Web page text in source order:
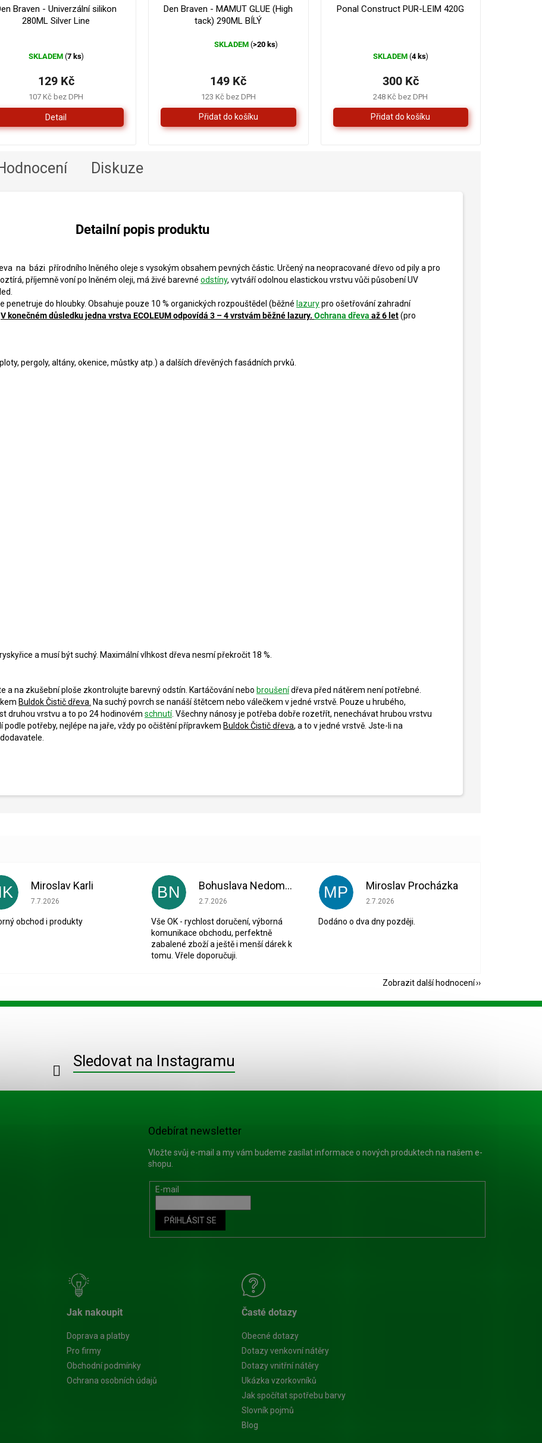
Braven - Univerzální silikon
280ML Silver Line
SKLADEM (7 ks)
107 Kč bez DPH
129 Kč
Detail
Den Braven - MAMUT GLUE (High
tack) 290ML BÍLÝ
Průměrné
z
hvězdiček.
SKLADEM(>20 ks)
123 Kč bez DPH
149 Kč
Ponal Construct PUR-LEIM 420G
SKLADEM (4 ks)
248 Kč bez DPH
300 Kč
Diskuze
Detailní popis produktu
na bázi přírodního lněného oleje s vysokým obsahem pevných částic. Určený na neopracované dřevo od pily a pro
příjemně voní po lněném oleji, má živé barevné odstíny, vytváří odolnou elastickou vrstvu vůči působení UV
penetruje do hloubky. Obsahuje pouze 10 % organických rozpouštědel (běžné lazurypro ošetřování zahradní
V konečném důsledku jedna vrstva ECOLEUM odpovídá 3 – 4 vrstvám běžné lazury. Ochrana dřeva až 6 let(pro
pergoly, altány, okenice, můstky atp.) a dalších dřevěných fasádních prvků.
a musí být suchý. Maximální vlhkost dřeva nesmí překročit 18 %.
a na zkušební ploše zkontrolujte barevný odstín. Kartáčování nebo broušenídřeva před nátěrem není potřebné.
Buldok Čistič dřeva. Na suchý povrch se nanáší štětcem nebo válečkem v jedné vrstvě. Pouze u hrubého,
druhou vrstvu a to po 24 hodinovém schnutí. Všechny nánosy je potřeba dobře rozetřít, nenechávat hrubou vrstvu
potřeby, nejlépe na jaře, vždy po očištění přípravkem Buldok Čistič dřeva, a to v jedné vrstvě. Jste-li na
Miroslav Karli
Hodnocení obchodu je 5 z 5 hvězdiček.
7.7.2026
obchod i produkty
BN Bohuslava Nedomová
Hodnocení obchodu je 5 z 5 hvězdiček.
2.7.2026
Vše OK - rychlost doručení, výborná
komunikace obchodu, perfektně
zabalené zboží a ještě i menší dárek k
tomu. Vřele doporučuji.
MP Miroslav Procházka
Hodnocení obchodu je 1 z 5 hvězdiček.
2.7.2026
Dodáno o dva dny později.
Zobrazit další hodnocení
Sledovat na Instagramu
Jak nakoupit
Doprava a platby
Pro firmy
Obchodní podmínky
Ochrana osobních údajů
Časté dotazy
Obecné dotazy
Dotazy venkovní nátěry
Dotazy vnitřní nátěry
Ukázka vzorkovníků
Jak spočítat spotřebu barvy
Slovník pojmů
Blog
Odebírat newsletter
Vložte svůj e-mail a my vám budeme zasílat informace o nových produktech na našem e-
shopu.
E-mail
PŘIHLÁSIT SE